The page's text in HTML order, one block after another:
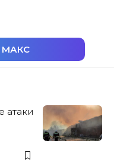
МАКС
атаки